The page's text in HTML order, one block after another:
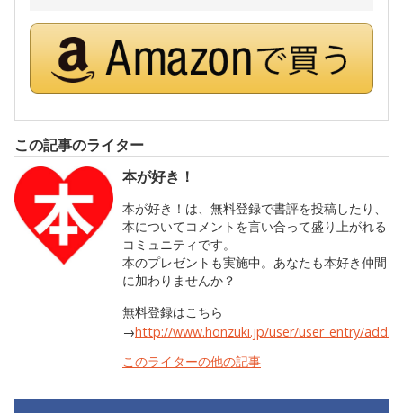
この記事のライター
本が好き！
本が好き！は、無料登録で書評を投稿したり、
本についてコメントを言い合って盛り上がれる
コミュニティです。
本のプレゼントも実施中。あなたも本好き仲間
に加わりませんか？
無料登録はこちら
→http://www.honzuki.jp/user/user_entry/
このライターの他の記事